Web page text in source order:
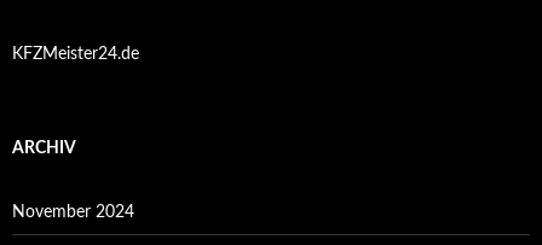
KFZMeister24.de
ARCHIV
November 2024